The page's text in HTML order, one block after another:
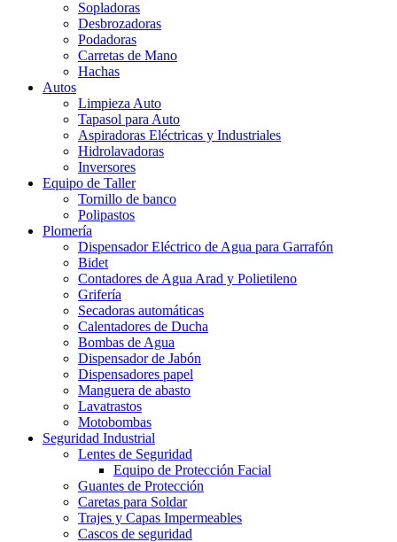
Sopladoras
Desbrozadoras
Podadoras
Carretas de Mano
Hachas
Autos
Limpieza Auto
Tapasol para Auto
Aspiradoras Eléctricas y Industriales
Hidrolavadoras
Inversores
Equipo de Taller
Tornillo de banco
Polipastos
Plomería
Dispensador Eléctrico de Agua para Garrafón
Bidet
Contadores de Agua Arad y Polietileno
Grifería
Secadoras automáticas
Calentadores de Ducha
Bombas de Agua
Dispensador de Jabón
Dispensadores papel
Manguera de abasto
Lavatrastos
Motobombas
Seguridad Industrial
Lentes de Seguridad
Equipo de Protección Facial
Guantes de Protección
Caretas para Soldar
Trajes y Capas Impermeables
Cascos de seguridad